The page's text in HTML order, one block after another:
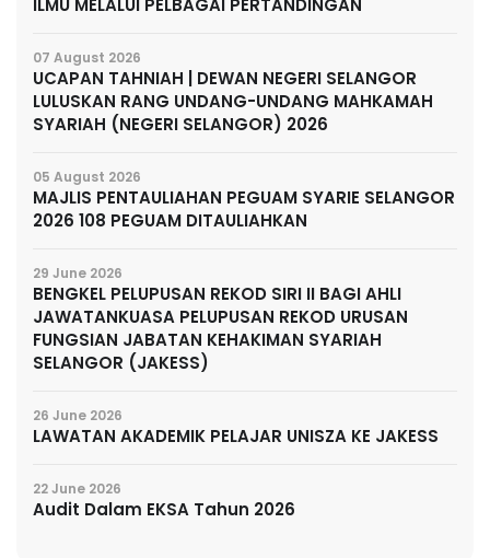
ILMU MELALUI PELBAGAI PERTANDINGAN
07 August 2026
UCAPAN TAHNIAH | DEWAN NEGERI SELANGOR
LULUSKAN RANG UNDANG-UNDANG MAHKAMAH
SYARIAH (NEGERI SELANGOR) 2026
05 August 2026
MAJLIS PENTAULIAHAN PEGUAM SYARIE SELANGOR
2026 108 PEGUAM DITAULIAHKAN
29 June 2026
BENGKEL PELUPUSAN REKOD SIRI II BAGI AHLI
JAWATANKUASA PELUPUSAN REKOD URUSAN
FUNGSIAN JABATAN KEHAKIMAN SYARIAH
SELANGOR (JAKESS)
26 June 2026
LAWATAN AKADEMIK PELAJAR UNISZA KE JAKESS
22 June 2026
Audit Dalam EKSA Tahun 2026